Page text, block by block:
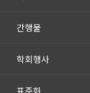
간행물
학회행사